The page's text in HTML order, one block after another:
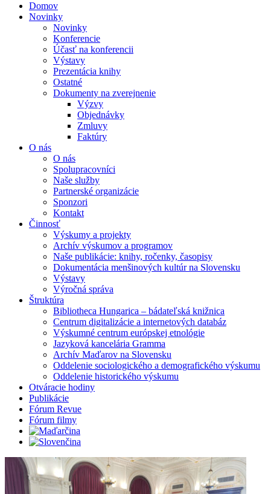
Domov
Novinky
Novinky
Konferencie
Účasť na konferencii
Výstavy
Prezentácia knihy
Ostatné
Dokumenty na zverejnenie
Výzvy
Objednávky
Zmluvy
Faktúry
O nás
O nás
Spolupracovníci
Naše služby
Partnerské organizácie
Sponzori
Kontakt
Činnosť
Výskumy a projekty
Archív výskumov a programov
Naše publikácie: knihy, ročenky, časopisy
Dokumentácia menšinových kultúr na Slovensku
Výstavy
Výročná správa
Štruktúra
Bibliotheca Hungarica – bádateľská knižnica
Centrum digitalizácie a internetových databáz
Výskumné centrum európskej etnológie
Jazyková kancelária Gramma
Archív Maďarov na Slovensku
Oddelenie sociologického a demografického výskumu
Oddelenie historického výskumu
Otváracie hodiny
Publikácie
Fórum Revue
Fórum filmy